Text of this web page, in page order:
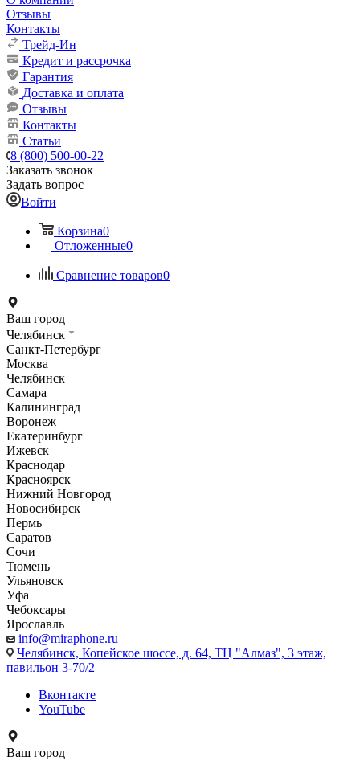
Отзывы
Контакты
Трейд-Ин
Кредит и рассрочка
Гарантия
Доставка и оплата
Отзывы
Контакты
Статьи
8 (800) 500-00-22
Заказать звонок
Задать вопрос
Войти
Корзина0
Отложенные0
Сравнение товаров0
Ваш город
Челябинск
Санкт-Петербург
Москва
Челябинск
Самара
Калининград
Воронеж
Екатеринбург
Ижевск
Краснодар
Красноярск
Нижний Новгород
Новосибирск
Пермь
Саратов
Сочи
Тюмень
Ульяновск
Уфа
Чебоксары
Ярославль
info@miraphone.ru
Челябинск, Копейское шоссе, д. 64, ТЦ "Алмаз", 3 этаж,
павильон 3-70/2
Вконтакте
YouTube
Ваш город